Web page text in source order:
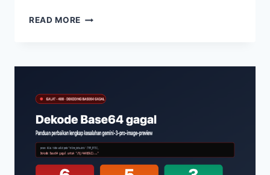
READ MORE 6
MENGGUNAKAN
KOMPATIBEL
OPENAI,
BUKAN
/V1/MESSAGES
(PANDUAN
PEMECAHAN
MASALAH